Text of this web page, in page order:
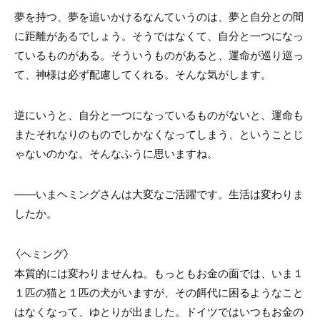
夢を持つ、夢を追いかけるなんていうのは、夢と自分との間
に距離があるでしょう。そうではなくて、自分と一つになっ
ているものがある。そういうものがあると、運命が巡り巡っ
て、神様は必ず配慮してくれる。そんな気がします。
逆にいうと、自分と一つになっているものがないと、運命も
またそれなりのものでしかなくなってしまう、ということじ
ゃないのかな。そんなふうに思いますね。
――いまヘミングさんは大変なご活躍です。生活は変わりま
したか。
〈ヘミング〉
本質的には変わりませんね。もっともお金の面では、いま１
１匹の猫と１匹の犬がいますが、その餌代に困るようなこと
はなくなって、ゆとりが出ました。ドイツではいつもお金の